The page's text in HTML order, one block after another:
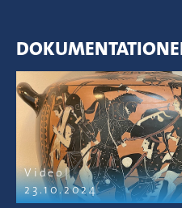
Video
23.10.2024